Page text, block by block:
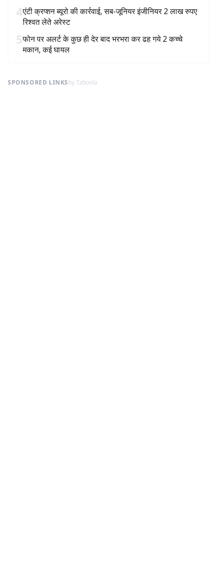
4एंटी क्रप्शन ब्यूरो की कार्रवाई, सब-जूनियर इंजीनियर 2 लाख रुपए
रिश्वत लेते अरेस्ट
5फोन पर अलर्ट के कुछ ही देर बाद भरभरा कर ढह गये 2 कच्चे
मकान, कई घायल
SPONSORED LINKSby Taboola